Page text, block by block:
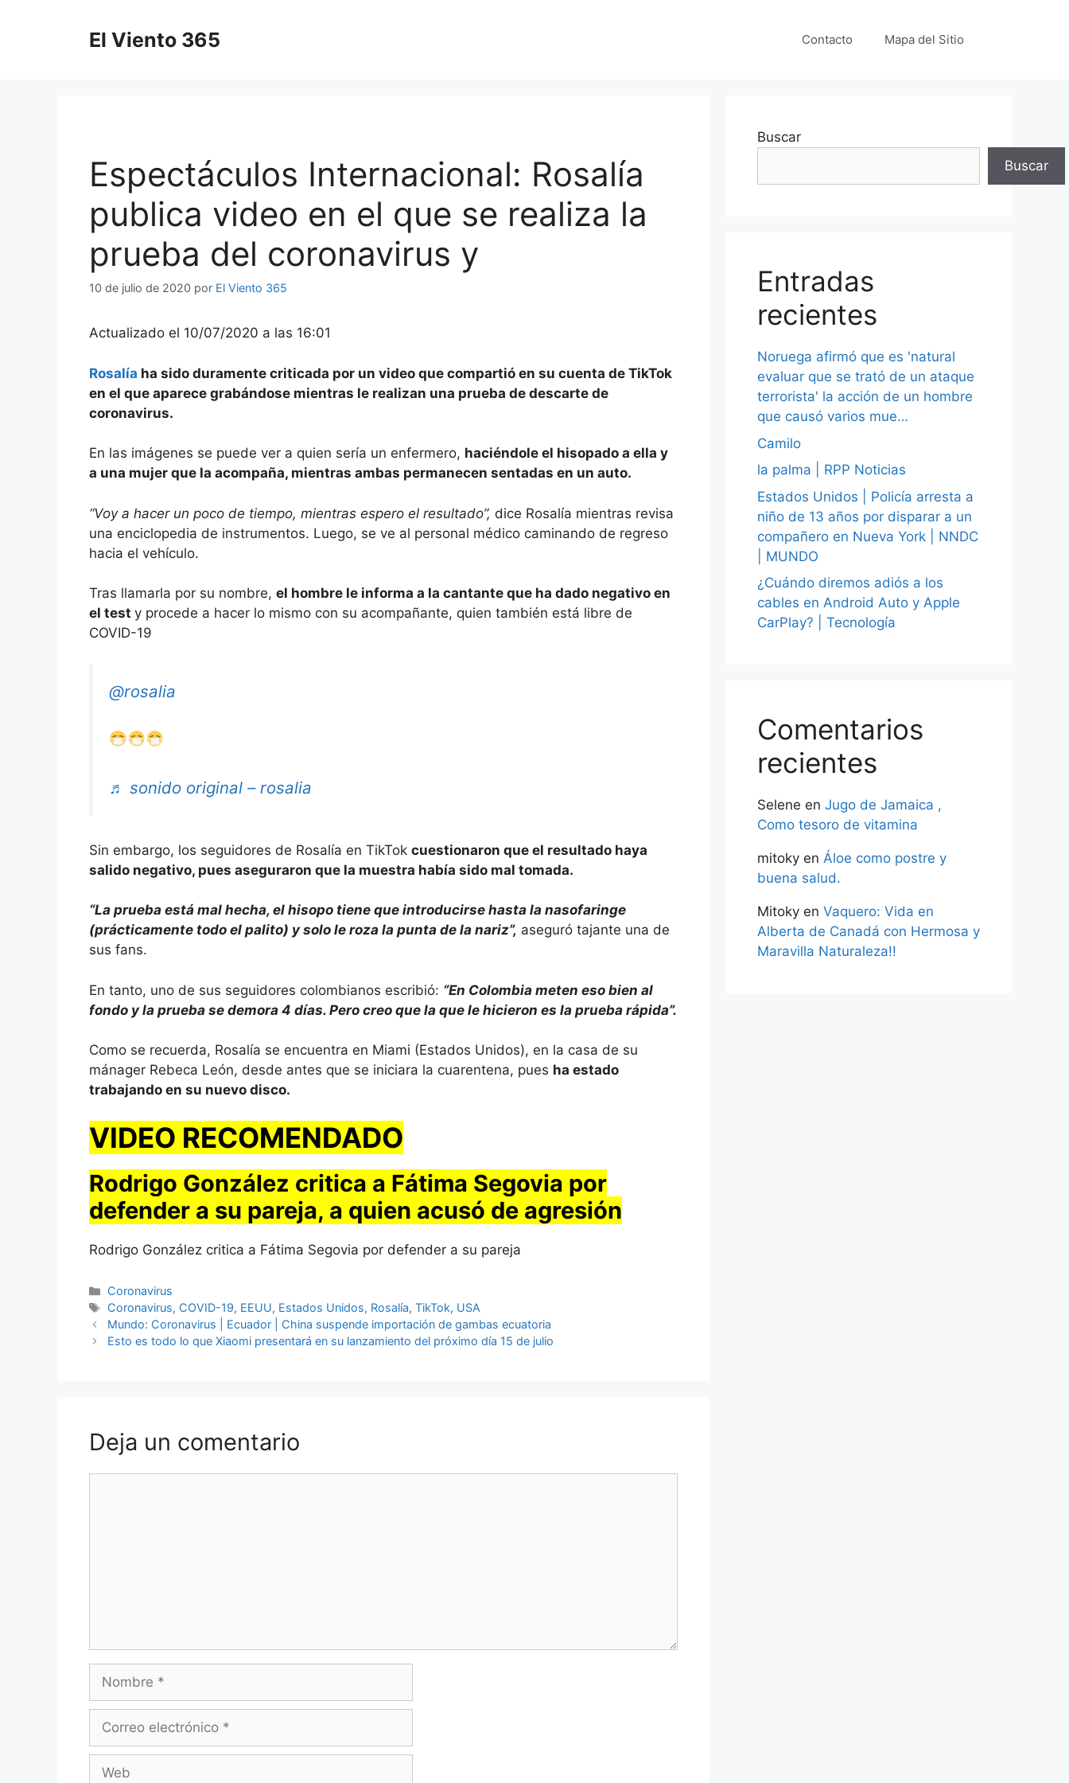
El Viento 365 Contacto Mapa del Sitio
Espectáculos Internacional: Rosalía
publica video en el que se realiza la
prueba del coronavirus y
10 de julio de 2020 por El Viento 365
Actualizado el 10/07/2020 a las 16:01
Rosalía ha sido duramente criticada por un video que compartió en su cuenta de TikTok
en el que aparece grabándose mientras le realizan una prueba de descarte de
coronavirus.
En las imágenes se puede ver a quien sería un enfermero, haciéndole el hisopado a ella y
a una mujer que la acompaña, mientras ambas permanecen sentadas en un auto.
“Voy a hacer un poco de tiempo, mientras espero el resultado”, dice Rosalía mientras revisa
una enciclopedia de instrumentos. Luego, se ve al personal médico caminando de regreso
hacia el vehículo.
Tras llamarla por su nombre, el hombre le informa a la cantante que ha dado negativo en
el test y procede a hacer lo mismo con su acompañante, quien también está libre de
COVID-19
@rosalia
♬ sonido original – rosalia
Sin embargo, los seguidores de Rosalía en TikTok cuestionaron que el resultado haya
salido negativo, pues aseguraron que la muestra había sido mal tomada.
“La prueba está mal hecha, el hisopo tiene que introducirse hasta la nasofaringe
(prácticamente todo el palito) y solo le roza la punta de la nariz”, aseguró tajante una de
sus fans.
En tanto, uno de sus seguidores colombianos escribió: “En Colombia meten eso bien al
fondo y la prueba se demora 4 días. Pero creo que la que le hicieron es la prueba rápida”.
Como se recuerda, Rosalía se encuentra en Miami (Estados Unidos), en la casa de su
mánager Rebeca León, desde antes que se iniciara la cuarentena, pues ha estado
trabajando en su nuevo disco.
VIDEO RECOMENDADO
Rodrigo González critica a Fátima Segovia por
defender a su pareja, a quien acusó de agresión
Rodrigo González critica a Fátima Segovia por defender a su pareja
Categorías
Coronavirus
Etiquetas
Coronavirus, COVID-19, EEUU, Estados Unidos, Rosalía,TikTok, USA
Mundo: Coronavirus | Ecuador | China suspende importación de gambas ecuatoria
Esto es todo lo que Xiaomi presentará en su lanzamiento del próximo día 15 de julio
Deja un comentario
Nombre
Correo
Web
Buscar
Buscar
Entradas
recientes
Noruega afirmó que es 'natural
evaluar que se trató de un ataque
terrorista' la acción de un hombre
que causó varios mue…
Camilo
la palma | RPP Noticias
Estados Unidos | Policía arresta a
niño de 13 años por disparar a un
compañero en Nueva York | NNDC
| MUNDO
¿Cuándo diremos adiós a los
cables en Android Auto y Apple
CarPlay? | Tecnología
Comentarios
recientes
Selene en Jugo de Jamaica ,
Como tesoro de vitamina
mitoky en Áloe como postre y
buena salud.
Mitoky en Vaquero: Vida en
Alberta de Canadá con Hermosa y
Maravilla Naturaleza!!